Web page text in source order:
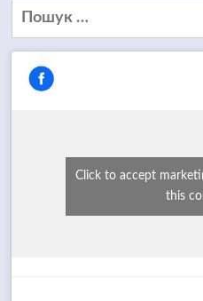
Пошук:
Click to accept
this